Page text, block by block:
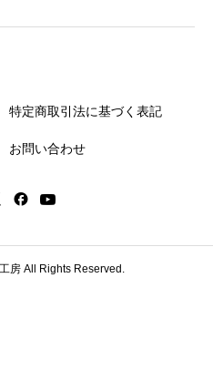
特定商取引法に基づく表記
お問い合わせ
房 All Rights Reserved.